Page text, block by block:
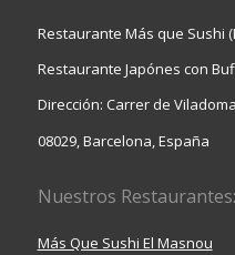
Restaurante Más que Sushi
Restaurante Japónes con
Dirección: Carrer de
08029, Barcelona, España
Nuestros Restaurantes:
Más Que Sushi El Masnou